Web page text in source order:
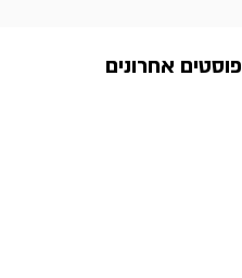
פוסטים אחרונים